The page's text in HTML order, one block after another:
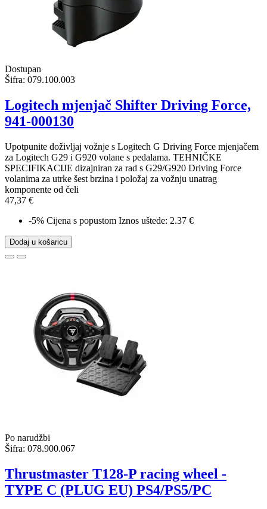
Dostupan
Šifra: 079.100.003
Logitech mjenjač Shifter Driving Force,
941-000130
Upotpunite doživljaj vožnje s Logitech G Driving Force mjenjačem
za Logitech G29 i G920 volane s pedalama. TEHNIČKE
SPECIFIKACIJE dizajniran za rad s G29/G920 Driving Force
volanima za utrke šest brzina i položaj za vožnju unatrag
komponente od čeli
47,37 €
-5% Cijena s popustom Iznos uštede: 2.37 €
Dodaj u košaricu
Po narudžbi
Šifra: 078.900.067
Thrustmaster T128-P racing wheel -
TYPE C (PLUG EU) PS4/PS5/PC